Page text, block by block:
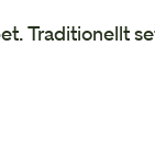
Bröllop och
Traditionellt